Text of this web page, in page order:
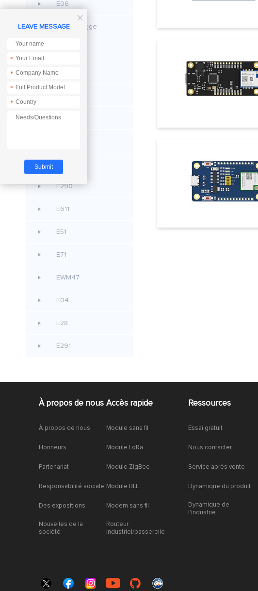
E06
CC Debugge
E48
EoRa PI
E290
E611
E51
E71
EWM47
E04
E28
E291
À propos de nous
À propos de nous
Honneurs
Partenariat
Responsabilité sociale
Des expositions
Nouvelles de la
société
Accès rapide
Module sans fil
Module LoRa
Module ZigBee
Module BLE
Modem sans fil
Routeur
industriel/passerelle
Ressources
Essai gratuit
Nous contacter
Service après vente
Dynamique du produit
Dynamique de
l'industrie

LEAVE MESSAGE
*
*
*
*